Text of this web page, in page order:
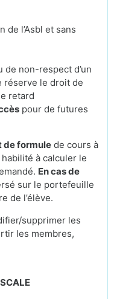
de l’Asbl et sans
de non-respect d’un
réserve le droit de
retard
pour de futures
formule de cours à
à calculer le
En cas de
sur le portefeuille
de l’élève.
supprimer les
les membres,